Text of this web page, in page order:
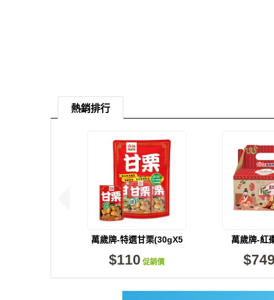
熱銷排行
萬歲牌-特選甘栗(30gX5
包)
$110 促銷價
萬歲牌-紅
(650g/